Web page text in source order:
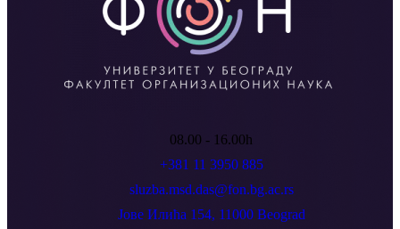
08.00 - 16.00h
+381 11 3950 885
sluzba.msd.das@fon.bg.ac.rs
Јове Илића 154, 11000 Beograd